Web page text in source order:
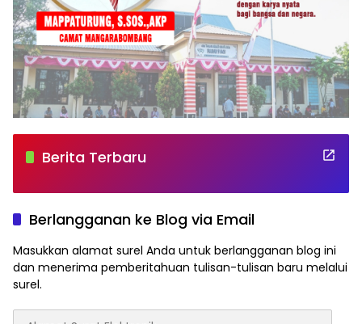
Berita Terbaru
Berlangganan ke Blog via Email
Masukkan alamat surel Anda untuk berlangganan blog ini
dan menerima pemberitahuan tulisan-tulisan baru melalui
surel.